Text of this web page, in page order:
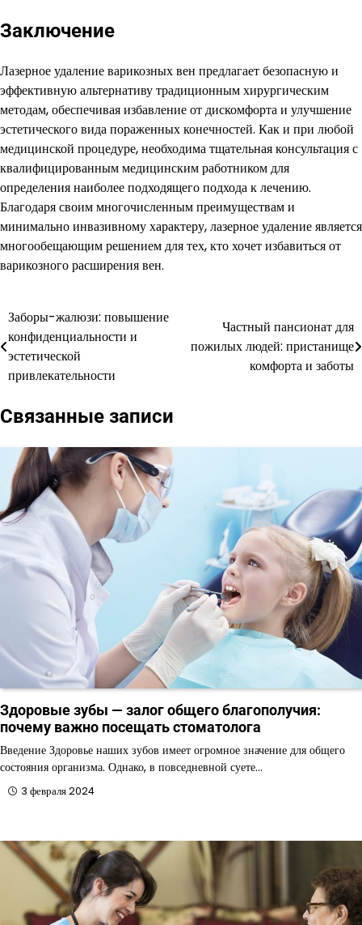
Заключение
Лазерное удаление варикозных вен предлагает безопасную и
эффективную альтернативу традиционным хирургическим
методам, обеспечивая избавление от дискомфорта и улучшение
эстетического вида пораженных конечностей. Как и при любой
медицинской процедуре, необходима тщательная консультация с
квалифицированным медицинским работником для
определения наиболее подходящего подхода к лечению.
Благодаря своим многочисленным преимуществам и
минимально инвазивному характеру, лазерное удаление является
многообещающим решением для тех, кто хочет избавиться от
варикозного расширения вен.
Навигация
по
записям
Заборы-жалюзи: повышение
конфиденциальности и
эстетической
привлекательности
Частный пансионат для
пожилых людей: пристанище
комфорта и заботы
Связанные записи
Здоровые зубы — залог общего благополучия:
почему важно посещать стоматолога
Введение Здоровье наших зубов имеет огромное значение для общего
состояния организма. Однако, в повседневной суете…
3 февраля 2024